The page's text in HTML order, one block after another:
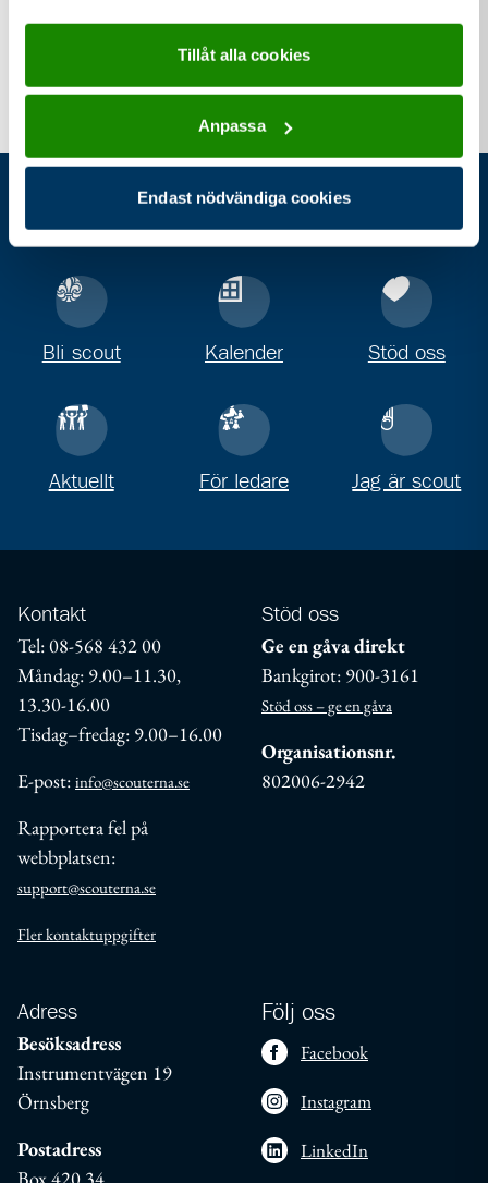
Tillåt alla cookies
Anpassa
Endast nödvändiga cookies
Gå direkt till
Bli scout Kalender Stöd oss
Aktuellt För ledare Jag är scout
Kontakt
Tel: 08-568 432 00
Måndag: 9.00–11.30,
13.30-16.00
Tisdag–fredag: 9.00–16.00
E-post: info@scouterna.se
Rapportera fel på
webbplatsen:
support@scouterna.se
Fler kontaktuppgifter
Stöd oss
Ge en gåva direkt
Bankgirot: 900-3161
Stöd oss – ge en gåva
Organisationsnr.
802006-2942
Adress
Besöksadress
Instrumentvägen 19
Örnsberg
Postadress
Följ oss
Facebook
Instagram
LinkedIn